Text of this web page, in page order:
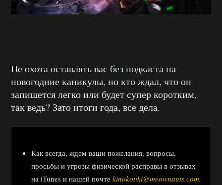
Не охота оставлять вас без подкаста на
новогодние каникулы, но кто ждал, что он
запишется легко или будет супер коротким,
так ведь? Зато итоги года, все дела.
Как всегда, ждем ваши пожелания, вопросы,
просьбы и угрозы физической расправы в отзывах
на iTunes и нашей почте kinokotiki@meownauts.com.